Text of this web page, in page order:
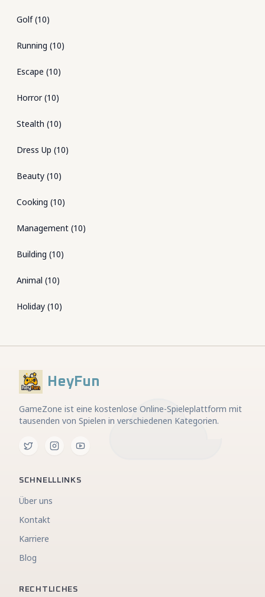
Golf(10)
Running (10)
Escape (10)
Horror(10)
Stealth (10)
Dress Up (10)
Beauty (10)
Cooking (10)
Management (10)
Building (10)
Animal (10)
Holiday (10)
HeyFun
GameZone ist eine kostenlose Online-Spieleplattform mit
tausenden von Spielen in verschiedenen Kategorien.
SCHNELLLINKS
Über uns
Kontakt
Karriere
Blog
RECHTLICHES